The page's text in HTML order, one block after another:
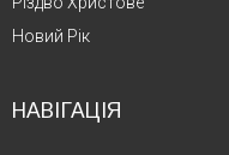
Новий Рік
НАВІГАЦІЯ